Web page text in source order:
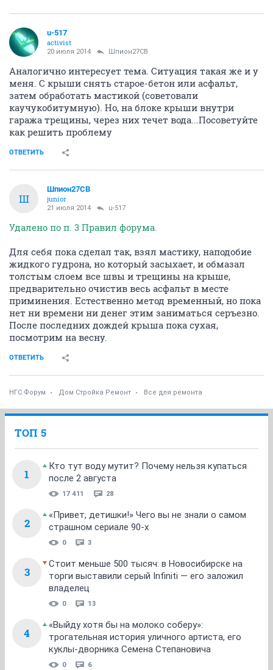
u-517
activist
20 июля 2014 Шпион27СВ
Аналогично интересует тема. Ситуация такая же и у
меня. С крыши снять старое-бетон или асфальт,
затем обработать мастикой (советовали
каучукобитумную). Но, на блоке крыши внутри
гаража трещины, через них течет вода...Посоветуйте
как решить проблему
ОТВЕТИТЬ
Ш
Шпион27СВ
junior
21 июля 2014 u-517
Удалено по п. 3 Правил форума.
Для себя пока сделал так, взял мастику, наподобие
жидкого гудрона, но который засыхает, и обмазал
толстым слоем все швы и трещины на крыше,
предварительно очистив весь асфальт в месте
приминения. Естественно метод временный, но пока
нет ни времени ни денег этим заниматься серъезно.
После последних дождей крыша пока сухая,
посмотрим на весну.
ОТВЕТИТЬ
НГС.Форум Дом Стройка Ремонт Все для ремонта
ТОП 5
1
Кто тут воду мутит? Почему нельзя купаться
после 2 августа
17 411 28
2
«Привет, детишки!» Чего вы не знали о самом
страшном сериале 90-х
0 3
3
Стоит меньше 500 тысяч: в Новосибирске на
торги выставили серый Infiniti — его заложил
владелец
0 13
4
«Выйду хотя бы на молоко соберу»:
трогательная история уличного артиста, его
куклы-дворника Семена Степановича
0 6